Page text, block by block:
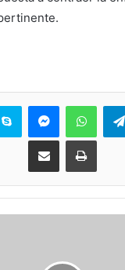
Skype Messenger
Share via Email Print